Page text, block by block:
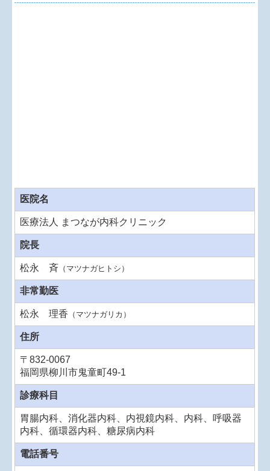
医院名
医療法人 まつなが内科クリニック
院長
松永 斉 （マツナガヒトシ）
非常勤医
松永 理香 （ マツナガリカ ）
住所
〒832-0067
福岡県柳川市鬼童町49-1
診療科目
胃腸内科、消化器内科、内視鏡内科、内科、呼吸器
内科、循環器内科、糖尿病内科
電話番号